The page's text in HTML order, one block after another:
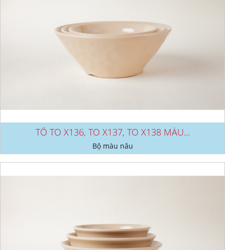
TÔ TO X136, TO X137, TO X138 MÀU...
Bộ màu nâu